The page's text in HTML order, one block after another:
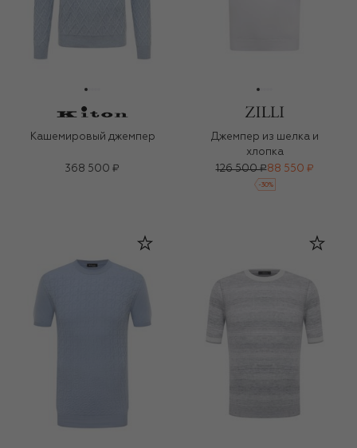
Кашемировый джемпер
368 500 ₽
Джемпер из шелка и
хлопка
126 500 ₽88 550 ₽
-30%